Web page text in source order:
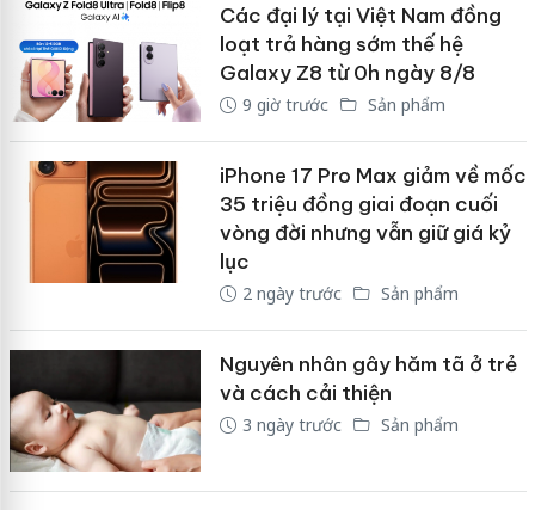
Các đại lý tại Việt Nam đồng
loạt trả hàng sớm thế hệ
Galaxy Z8 từ 0h ngày 8/8
9 giờ trước Sản phẩm
iPhone 17 Pro Max giảm về mốc
35 triệu đồng giai đoạn cuối
vòng đời nhưng vẫn giữ giá kỷ
lục
2 ngày trước Sản phẩm
Nguyên nhân gây hăm tã ở trẻ
và cách cải thiện
3 ngày trước Sản phẩm